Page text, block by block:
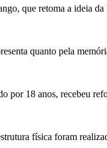
que retoma a ideia
quanto pela
18 anos, recebeu
física foram